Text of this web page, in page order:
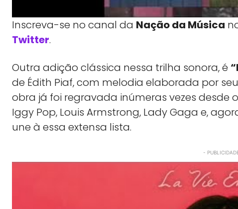
Inscreva-se no canal da Nação da Música
Twitter.
Outra adição clássica nessa trilha sonora, é
de Édith Piaf, com melodia elaborada por
obra já foi regravada inúmeras vezes desde
Iggy Pop, Louis Armstrong, Lady Gaga e,
une à essa extensa lista.
-